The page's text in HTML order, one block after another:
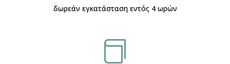
δωρεάν εγκατάσταση εντός 4 ωρών
